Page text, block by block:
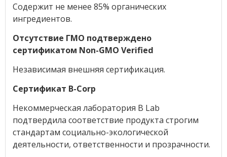
Содержит не менее 85% органических
ингредиентов.
Отсутствие ГМО подтверждено
сертификатом Non-GMO Verified
Независимая внешняя сертификация.
Сертификат B-Corp
Некоммерческая лаборатория B Lab
подтвердила соответствие продукта строгим
стандартам социально-экологической
деятельности, ответственности и прозрачности.